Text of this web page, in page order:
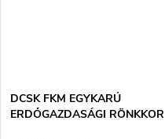
DCSK FKM EGYKARÚ
ERDŐGAZDASÁGI RÖNKKOR